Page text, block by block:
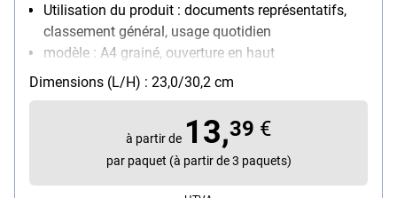
Utilisation du produit : documents représentatifs,
classement général, usage quotidien
modèle : A4 grainé, ouverture en haut
Ouverture : ouverture en haut
Équipement : convient aux documents officiels,
Matière : film de polypropylène, 0,07 mm
Contenu par paquet : 100 pièce(s)
Dimensions (L/H) : 23,0/30,2 cm
à partir de 13,39 €
par paquet (à partir de 3 paquets)